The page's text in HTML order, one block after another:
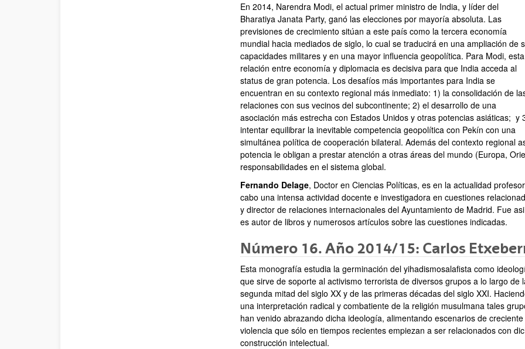
En 2014, Narendra Modi, el actual primer ministro de India, y líder del
Bharatiya Janata Party, ganó las elecciones por mayoría absoluta. Las
previsiones de crecimiento sitúan a este país como la tercera economía
mundial hacia mediados de siglo, lo cual se traducirá en una ampliación de
capacidades militares y en una mayor influencia geopolítica. Para Modi, esta
relación entre economía y diplomacia es decisiva para que India acceda al
status de gran potencia. Los desafíos más importantes para India se
encuentran en su contexto regional más inmediato: 1) la consolidación de
relaciones con sus vecinos del subcontinente; 2) el desarrollo de una
asociación más estrecha con Estados Unidos y otras potencias asiáticas; y
intentar equilibrar la inevitable competencia geopolítica con Pekín con una
simultánea política de cooperación bilateral. Además del contexto regional
potencia le obligan a prestar atención a otras áreas del mundo (Europa,
responsabilidades en el sistema global.
Fernando Delage, Doctor en Ciencias Políticas, es en la actualidad
cabo una intensa actividad docente e investigadora en cuestiones
y director de relaciones internacionales del Ayuntamiento de Madrid. Fue
es autor de libros y numerosos artículos sobre las cuestiones indicadas.
Número 16. Año 2014/15: Carlos
Esta monografía estudia la germinación del yihadismosalafista como
que sirve de soporte al activismo terrorista de diversos grupos a lo largo de
segunda mitad del siglo XX y de las primeras décadas del siglo XXI.
una interpretación radical y combatiente de la religión musulmana tales
han venido abrazando dicha ideología, alimentando escenarios de creciente
violencia que sólo en tiempos recientes empiezan a ser relacionados con
construcción intelectual.